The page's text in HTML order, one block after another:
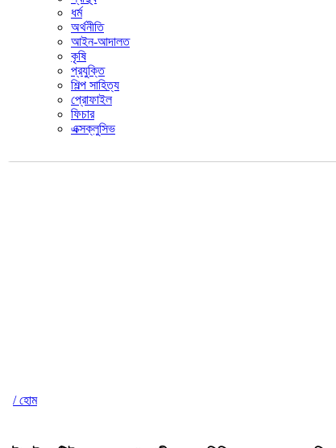
ধর্ম
অর্থনীতি
আইন-আদালত
কৃষি
প্রযুক্তি
শিল্প সাহিত্য
প্রোফাইল
ফিচার
এক্সক্লুসিভ
/ হোম